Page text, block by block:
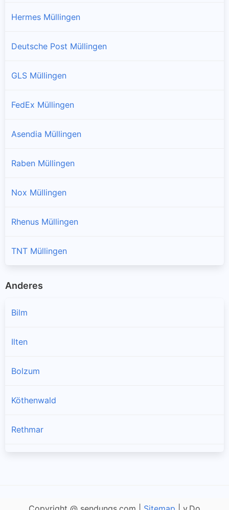
Hermes Müllingen
Deutsche Post Müllingen
GLS Müllingen
FedEx Müllingen
Asendia Müllingen
Raben Müllingen
Nox Müllingen
Rhenus Müllingen
TNT Müllingen
Anderes
Bilm
Ilten
Bolzum
Köthenwald
Rethmar